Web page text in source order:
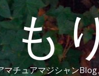
チュアマジシャン